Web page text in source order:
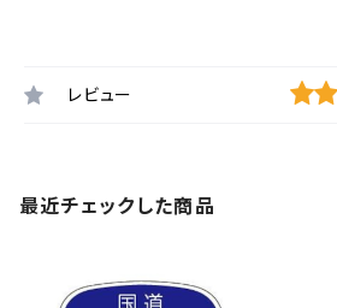
レビュー
最近チェックした商品